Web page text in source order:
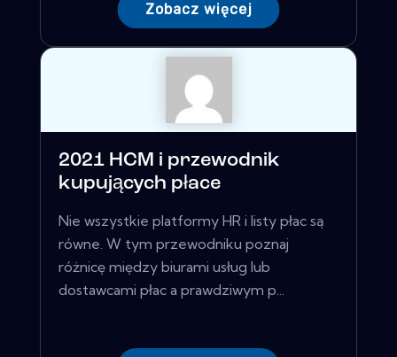
Zobacz więcej
2021 HCM i przewodnik
kupujących płace
Nie wszystkie platformy HR i listy płac są
równe. W tym przewodniku poznaj
różnicę między biurami usług lub
dostawcami płac a prawdziwym p...